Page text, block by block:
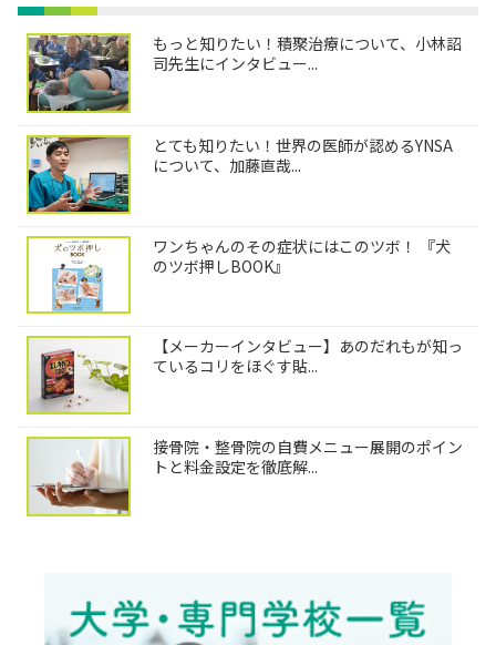
もっと知りたい！積聚治療について、小林詔
司先生にインタビュー...
とても知りたい！世界の医師が認めるYNSA
について、加藤直哉...
ワンちゃんのその症状にはこのツボ！ 『犬
のツボ押しBOOK』
【メーカーインタビュー】あのだれもが知っ
ているコリをほぐす貼...
接骨院・整骨院の自費メニュー展開のポイン
トと料金設定を徹底解...